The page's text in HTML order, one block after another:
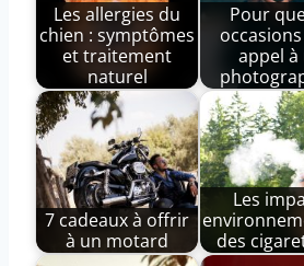
Les allergies du
chien : symptômes
et traitement
naturel
Pour
appel à
7 cadeaux à offrir
à un motard
Les
des